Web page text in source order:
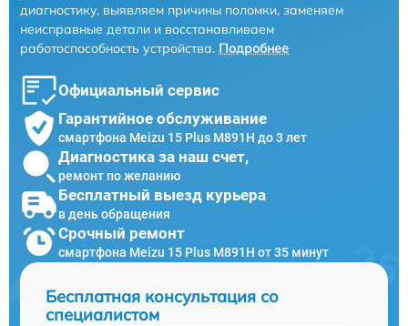
диагностику, выявляем причины поломки, заменяем
неисправные детали и восстанавливаем
работоспособность устройства. Подробнее
Официальный сервис
Гарантийное обслуживание
смартфона Meizu 15 Plus M891H до 3 лет
Диагностика за наш счет,
ремонт по желанию
Бесплатный выезд курьера
в день обращения
Срочный ремонт
смартфона Meizu 15 Plus M891H от 35 минут
Бесплатная консультация со
специалистом